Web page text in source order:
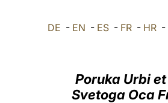
DE - EN - ES- FR- HR-
Poruka Urbi
Svetoga Oca